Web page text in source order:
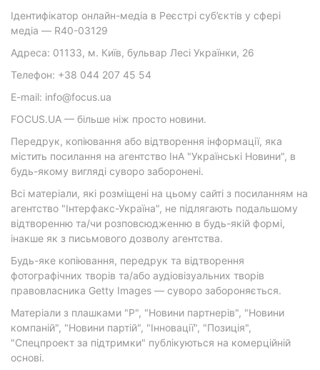
Ідентифікатор онлайн-медіа в Реєстрі суб’єктів у сфері
медіа — R40-03129
Адреса: 01133, м. Київ, бульвар Лесі Українки, 26
Телефон: +38 044 207 45 54
E-mail: info@focus.ua
FOCUS.UA — більше ніж просто новини.
Передрук, копіювання або відтворення інформації, яка
містить посилання на агентство ІнА "Українські Новини", в
будь-якому вигляді суворо заборонені.
Всі матеріали, які розміщені на цьому сайті з посиланням на
агентство "Інтерфакс-Україна", не підлягають подальшому
відтворенню та/чи розповсюдженню в будь-якій формі,
інакше як з письмового дозволу агентства.
Будь-яке копіювання, передрук та відтворення
фотографічних творів та/або аудіовізуальних творів
правовласника Getty Images — суворо забороняється.
Матеріали з плашками "Р", "Новини партнерів", "Новини
компаній", "Новини партій", "Інновації", "Позиція",
"Спецпроект за підтримки" публікуються на комерційній
основі.